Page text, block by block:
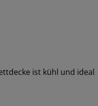
ist kühl und ideal